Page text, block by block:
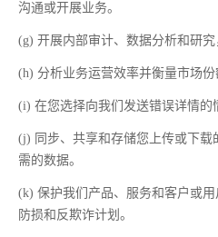
沟通或开展业务。
(g) 开展内部审计、数据分析和研究
(h) 分析业务运营效率并衡量市场份
(i) 在您选择向我们发送错误详情的
(j) 同步、共享和存储您上传或下载
需的数据。
(k) 保护我们产品、服务和客户或
防损和反欺诈计划。